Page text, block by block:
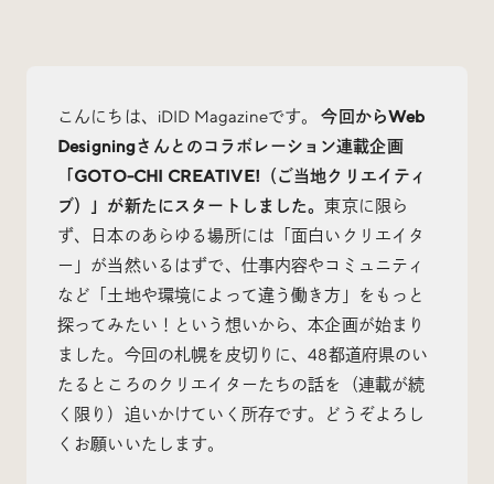
Today’s Bookmark
今日のブクマ
iDIDメディア編集部メンバーが見つけた気になるあれこ
れを、ほぼ毎日1つずつ紹介しています。
Radio
iDID Podcast
「iDID RADIO」を隔週で公開中！
こんにちは、iDID Magazineです。今回からWeb
Designingさんとのコラボレーション連載企画
「GOTO-CHI CREATIVE!（ご当地クリエイティ
ブ）」が新たにスタートしました。東京に限ら
ず、日本のあらゆる場所には「面白いクリエイタ
ー」が当然いるはずで、仕事内容やコミュニティ
など「土地や環境によって違う働き方」をもっと
探ってみたい！という想いから、本企画が始まり
ました。今回の札幌を皮切りに、48都道府県のい
たるところのクリエイターたちの話を（連載が続
く限り）追いかけていく所存です。どうぞよろし
くお願いいたします。